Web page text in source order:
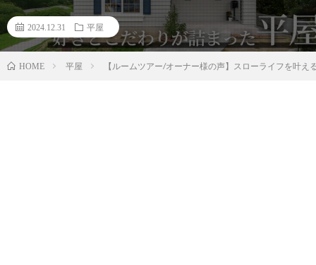
2024.12.31 平屋
HOME 平屋 【ルームツアー/オーナー様の声】スローライフを叶